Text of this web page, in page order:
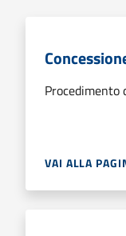
Procedimento
VAI ALLA